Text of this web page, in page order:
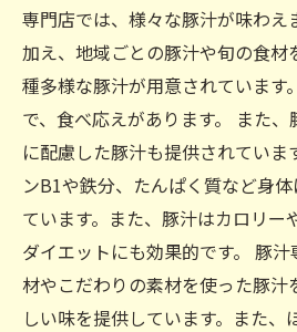
専門店では、様々な豚汁が味わえ
加え、地域ごとの豚汁や旬の食材
種多様な豚汁が用意されています
で、食べ応えがあります。 また
に配慮した豚汁も提供されていま
ンB1や鉄分、たんぱく質など身
ています。また、豚汁はカロリー
ダイエットにも効果的です。 豚
材やこだわりの素材を使った豚汁
しい味を提供しています。また、